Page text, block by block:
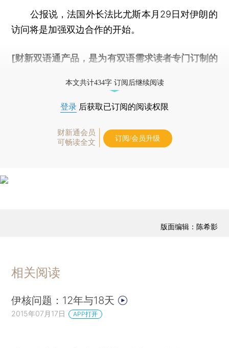
公报说，法国外长法比尤斯本月29日对伊朗的
访问将是加强双边合作的开始。
[财新双语通产品，是为有双语需求读者专门订制的
本文共计434字 订阅后继续阅读
登录 后获取已订阅的阅读权限
财新通会员
可畅读全文
订阅/会员升级
版面编辑：陈希影
相关阅读
伊核问题：12年与18天
2015年07月17日 APP打开